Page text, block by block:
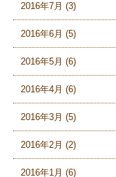
2016年7月 (3)
2016年6月 (5)
2016年5月 (6)
2016年4月 (6)
2016年3月 (5)
2016年2月 (2)
2016年1月 (6)